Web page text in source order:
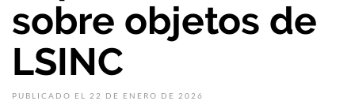
sobre objetos de
LSINC
PUBLICADO EL 22 DE ENERO DE 2026